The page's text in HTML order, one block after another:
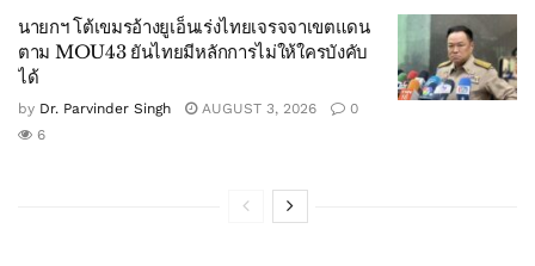
นายกฯ โต้เขมรอ้างยูเอ็นเร่งไทยเจรจจาเขตแดน
ตาม MOU43 ยันไทยมีหลักการไม่ให้ใครบังคับ
ได้
by Dr. Parvinder Singh AUGUST 3, 2026
0
6